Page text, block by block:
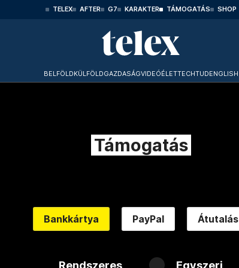
TELEX AFTER G7 KARAKTER TÁMOGATÁS SHOP
BELFÖLDKÜLFÖLDGAZDASÁGVIDEÓÉLETTECHTUDENGLISH
Támogatás
Bankkártya PayPal Átutalás
Rendszeres Egyszeri